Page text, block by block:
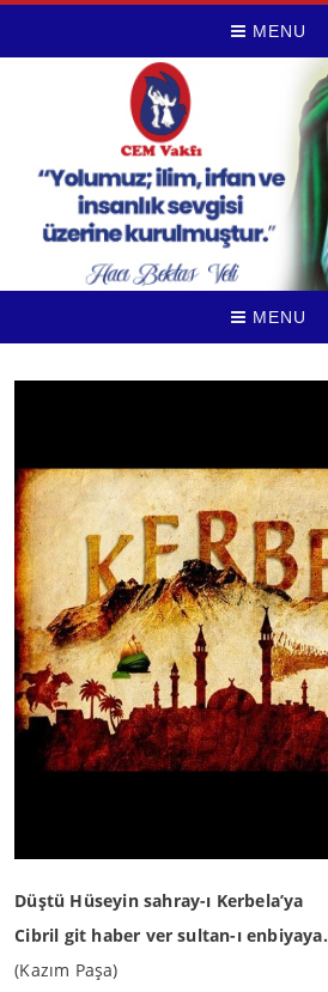
MENU
MENU
Düştü Hüseyin sahray-ı Kerbela’ya
Cibril git haber ver sultan-ı enbiyaya.
(Kazım Paşa)